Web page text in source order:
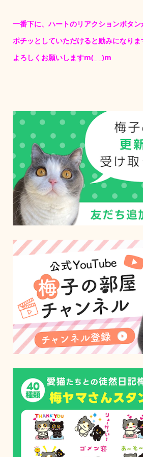
一番下に、ハートのリアクションボタン
ポチッとしていただけると励みになりま
よろしくお願いしますm(_ _)m